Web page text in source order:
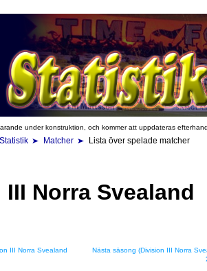
under konstruktion, och kommer att uppdateras
Statistik Matcher Lista över spelade matcher
Norra Svealand
III Norra Svealand
Nästa säsong (Division III Norra